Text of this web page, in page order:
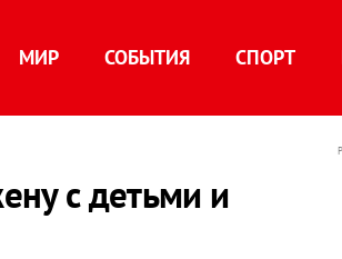
МИР СОБЫТИЯ СПОРТ
с детьми и